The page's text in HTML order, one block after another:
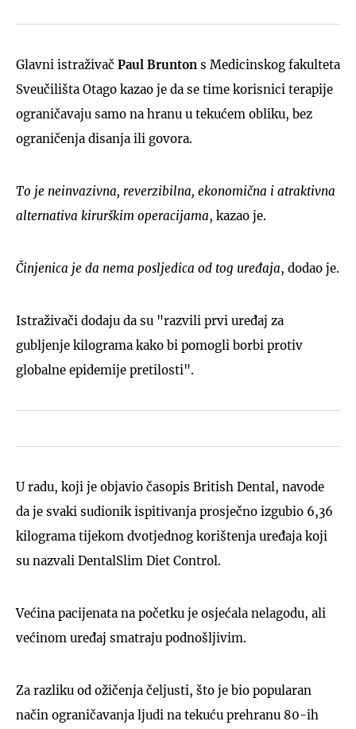
Glavni istraživač Paul Brunton s Medicinskog fakulteta
Sveučilišta Otago kazao je da se time korisnici terapije
ograničavaju samo na hranu u tekućem obliku, bez
ograničenja disanja ili govora.
To je neinvazivna, reverzibilna, ekonomična i atraktivna
alternativa kirurškim operacijama, kazao je.
Činjenica je da nema posljedica od tog uređaja, dodao je.
Istraživači dodaju da su "razvili prvi uređaj za
gubljenje kilograma kako bi pomogli borbi protiv
globalne epidemije pretilosti".
U radu, koji je objavio časopis British Dental, navode
da je svaki sudionik ispitivanja prosječno izgubio 6,36
kilograma tijekom dvotjednog korištenja uređaja koji
su nazvali DentalSlim Diet Control.
Većina pacijenata na početku je osjećala nelagodu, ali
većinom uređaj smatraju podnošljivim.
Za razliku od ožičenja čeljusti, što je bio popularan
način ograničavanja ljudi na tekuću prehranu 80-ih